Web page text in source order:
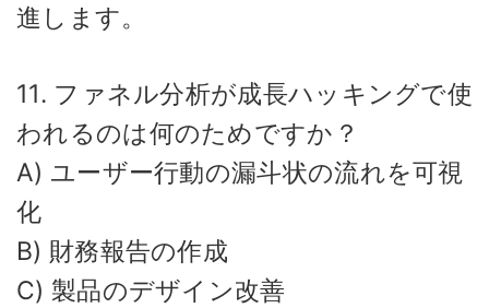
進します。
11. ファネル分析が成長ハッキングで使
われるのは何のためですか？
A) ユーザー行動の漏斗状の流れを可視
化
B) 財務報告の作成
C) 製品のデザイン改善